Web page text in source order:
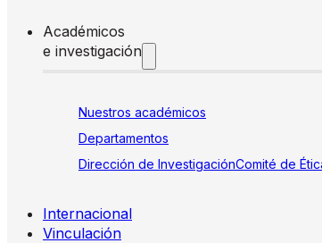
Académicos
e investigación
Nuestros académicos
Departamentos
Dirección de InvestigaciónComité de
Internacional
Vinculación